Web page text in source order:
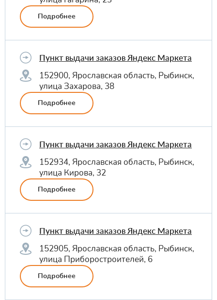
Подробнее
Пункт выдачи заказов Яндекс Маркета
152900, Ярославская область, Рыбинск,
улица Захарова, 38
Подробнее
Пункт выдачи заказов Яндекс Маркета
152934, Ярославская область, Рыбинск,
улица Кирова, 32
Подробнее
Пункт выдачи заказов Яндекс Маркета
152905, Ярославская область, Рыбинск,
улица Приборостроителей, 6
Подробнее